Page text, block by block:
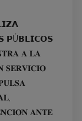
𝗣Ú𝗕𝗟𝗜𝗖𝗢𝗦
𝐀 𝐋𝐀
𝐒𝐄𝐑𝐕𝐈𝐂𝐈𝐎
𝐀𝐍𝐓𝐄